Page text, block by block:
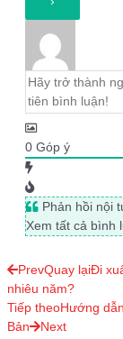
0 Góp ý
Phản hồi nội
Xem tất cả bình
PrevQuay lạiĐi
nhiêu năm?
Tiếp theoHướng
Bản
Next